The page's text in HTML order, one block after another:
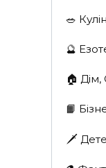
🥗
🔮
🏠 Дім,
📙
🗡